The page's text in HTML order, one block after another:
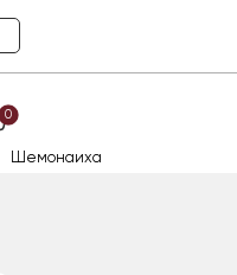
0
Шемонаиха